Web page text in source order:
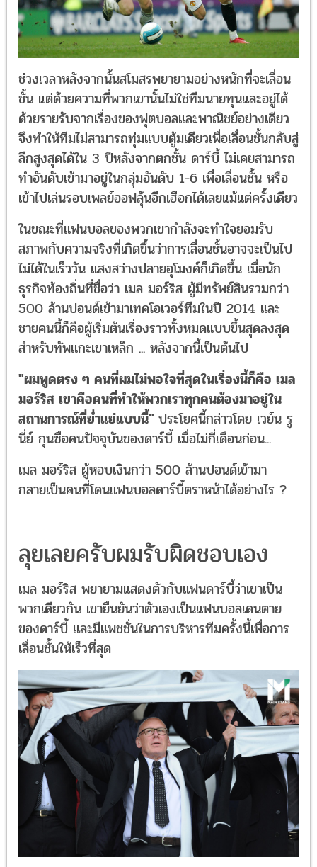
ช่วงเวลาหลังจากนั้นสโมสรพยายามอย่างหนักที่จะเลื่อน
ชั้น แต่ด้วยความที่พวกเขานั้นไม่ใช่ทีมนายทุนและอยู่ได้
ด้วยรายรับจากเรื่องของฟุตบอลและพาณิชย์อย่างเดียว
จึงทำให้ทีมไม่สามารถทุ่มแบบตู้มเดียวเพื่อเลื่อนชั้นกลับสู่
ลีกสูงสุดได้ใน 3 ปีหลังจากตกชั้น ดาร์บี้ ไม่เคยสามารถ
ทำอันดับเข้ามาอยู่ในกลุ่มอันดับ 1-6 เพื่อเลื่อนชั้น หรือ
เข้าไปเล่นรอบเพลย์ออฟลุ้นอีกเฮือกได้เลยแม้แต่ครั้งเดียว
ในขณะที่แฟนบอลของพวกเขากำลังจะทำใจยอมรับ
สภาพกับความจริงที่เกิดขึ้นว่าการเลื่อนชั้นอาจจะเป็นไป
ไม่ได้ในเร็ววัน แสงสว่างปลายอุโมงค์ก็เกิดขึ้น เมื่อนัก
ธุรกิจท้องถิ่นที่ชื่อว่า เมล มอร์ริส ผู้มีทรัพย์สินรวมกว่า
500 ล้านปอนด์เข้ามาเทคโอเวอร์ทีมในปี 2014 และ
ชายคนนี้ก็คือผู้เริ่มต้นเรื่องราวทั้งหมดแบบขึ้นสุดลงสุด
สำหรับทัพแกะเขาเหล็ก ... หลังจากนี้เป็นต้นไป
"ผมพูดตรง ๆ คนที่ผมไม่พอใจที่สุดในเรื่องนี้ก็คือ เมล
มอร์ริส เขาคือคนที่ทำให้พวกเราทุกคนต้องมาอยู่ใน
สถานการณ์ที่ย่ำแย่แบบนี้" ประโยคนี้กล่าวโดย เวย์น รู
นี่ย์ กุนซือคนปัจจุบันของดาร์บี้ เมื่อไม่กี่เดือนก่อน...
เมล มอร์ริส ผู้หอบเงินกว่า 500 ล้านปอนด์เข้ามา
กลายเป็นคนที่โดนแฟนบอลดาร์บี้ตราหน้าได้อย่างไร ?
ลุยเลยครับผมรับผิดชอบเอง
เมล มอร์ริส พยายามแสดงตัวกับแฟนดาร์บี้ว่าเขาเป็น
พวกเดียวกัน เขายืนยันว่าตัวเองเป็นแฟนบอลเดนตาย
ของดาร์บี้ และมีแพชชั่นในการบริหารทีมครั้งนี้เพื่อการ
เลื่อนชั้นให้เร็วที่สุด